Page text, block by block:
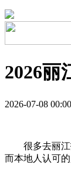
2026丽
2026-07-08
很多去丽
而本地人认可